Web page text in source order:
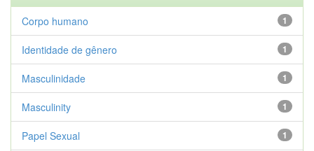
1
Corpo humano
1
Identidade de gênero
1
Masculinidade
1
Masculinity
1
Papel Sexual